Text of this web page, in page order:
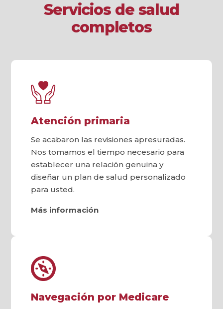
Servicios de salud
completos
Atención primaria
Se acabaron las revisiones apresuradas.
Nos tomamos el tiempo necesario para
establecer una relación genuina y
diseñar un plan de salud personalizado
para usted.
Más información
Navegación por Medicare